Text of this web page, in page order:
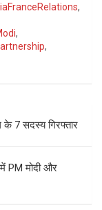
,
,
,
के 7 सदस्य गिरफ्तार
PM मोदी और